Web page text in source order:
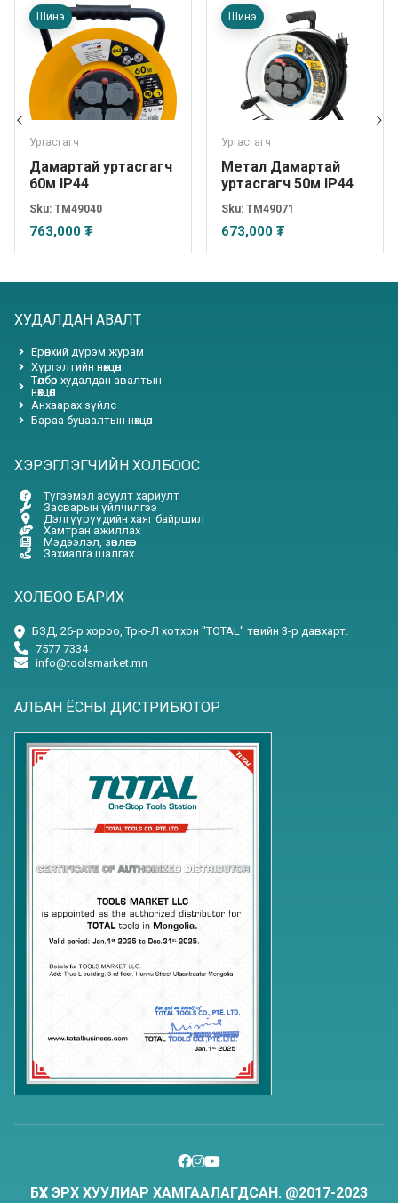
Шинэ
Уртасгагч
Дамартай уртасгагч
60м IP44
Sku: TM49040
763,000 ₮
Шинэ
Уртасгагч
Метал Дамартай
уртасгагч 50м IP44
Sku: TM49071
673,000 ₮
ХУДАЛДАН АВАЛТ
Ерөнхий дүрэм журам
Хүргэлтийн нөхцөл
Төлбөр худалдан авалтын
нөхцөл
Анхаарах зүйлс
Бараа буцаалтын нөхцөл
ХЭРЭГЛЭГЧИЙН ХОЛБООС
Түгээмэл асуулт хариулт
Засварын үйлчилгээ
Дэлгүүрүүдийн хаяг байршил
Хамтран ажиллах
Мэдээлэл, зөвлөгөө
Захиалга шалгах
ХОЛБОО БАРИХ
БЗД, 26-р хороо, Трю-Л хотхон "TOTAL" төвийн 3-р давхарт.
7577 7334
info@toolsmarket.mn
АЛБАН ЁСНЫ ДИСТРИБЮТОР
БҮХ ЭРХ ХУУЛИАР ХАМГААЛАГДСАН. @2017-2023